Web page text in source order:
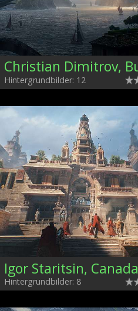
Hintergrundbilder: 12
Igor Staritsin, Canada
Hintergrundbilder: 8